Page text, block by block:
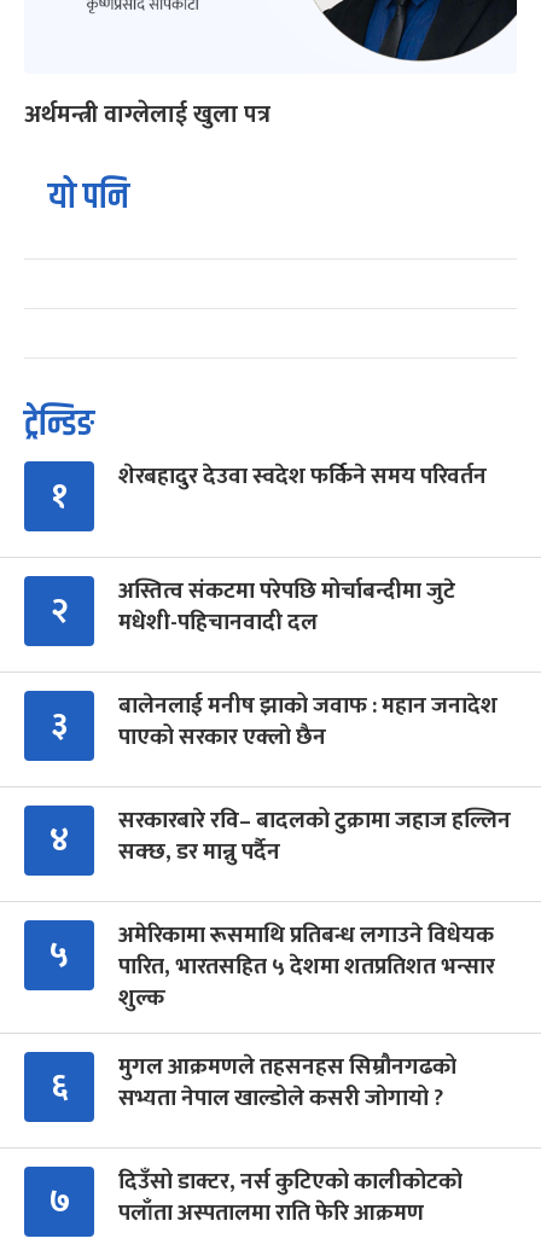
अर्थमन्त्री वाग्लेलाई खुला पत्र
यो पनि
ट्रेन्डिङ
१ शेरबहादुर देउवा स्वदेश फर्किने समय परिवर्तन
२
अस्तित्व संकटमा परेपछि मोर्चाबन्दीमा जुटे
मधेशी-पहिचानवादी दल
३
बालेनलाई मनीष झाको जवाफ : महान जनादेश
पाएको सरकार एक्लो छैन
४
सरकारबारे रवि– बादलको टुक्रामा जहाज हल्लिन
सक्छ, डर मान्नु पर्दैन
५
अमेरिकामा रूसमाथि प्रतिबन्ध लगाउने विधेयक
पारित, भारतसहित ५ देशमा शतप्रतिशत भन्सार
शुल्क
६
मुगल आक्रमणले तहसनहस सिम्रौनगढको
सभ्यता नेपाल खाल्डोले कसरी जोगायो ?
७
दिउँसो डाक्टर, नर्स कुटिएको कालीकोटको
पलाँता अस्पतालमा राति फेरि आक्रमण